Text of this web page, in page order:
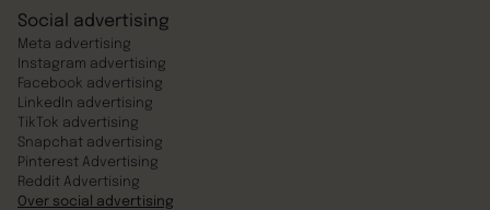
Social advertising
Meta advertising
Instagram advertising
Facebook advertising
LinkedIn advertising
TikTok advertising
Snapchat advertising
Pinterest Advertising
Reddit Advertising
Over social advertising